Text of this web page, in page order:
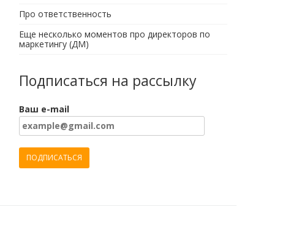
Про ответственность
Еще несколько моментов про директоров по
маркетингу (ДМ)
Подписаться на рассылку
Ваш e-mail